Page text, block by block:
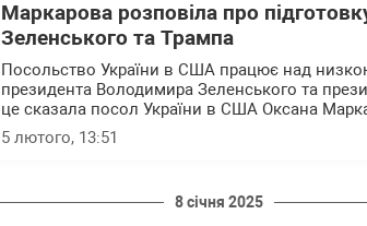
Маркарова розповіла про
Зеленського та Трампа
Посольство України в США працює над
президента Володимира Зеленського та
це сказала посол України в США Оксана
5 лютого, 13:51
8 січня 2025